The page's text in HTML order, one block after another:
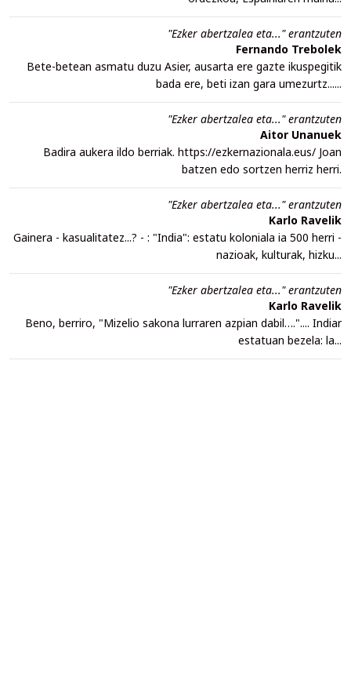
"Ezker abertzalea eta..." erantzuten
Fernando Trebolek
Bete-betean asmatu duzu Asier, ausarta ere gazte ikuspegitik
bada ere, beti izan gara umezurtz......
"Ezker abertzalea eta..." erantzuten
Aitor Unanuek
Badira aukera ildo berriak. https://ezkernazionala.eus/ Joan
batzen edo sortzen herriz herri.
"Ezker abertzalea eta..." erantzuten
Karlo Ravelik
Gainera - kasualitatez...? - : "India": estatu koloniala ia 500 herri -
nazioak, kulturak, hizku...
"Ezker abertzalea eta..." erantzuten
Karlo Ravelik
Beno, berriro, "Mizelio sakona lurraren azpian dabil….".... Indiar
estatuan bezela: la...